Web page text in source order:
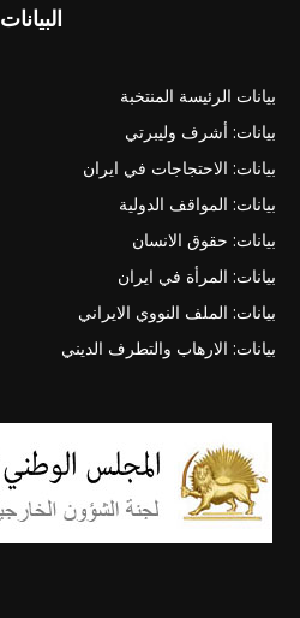
البيانات
بيانات الرئيسة المنتخبة
بيانات: أشرف وليبرتي
بيانات: الاحتجاجات في ايران
بيانات: المواقف الدولية
بيانات: حقوق الانسان
بيانات: المرأة في ايران
بيانات: الملف النووي الايراني
بيانات: الارهاب والتطرف الديني